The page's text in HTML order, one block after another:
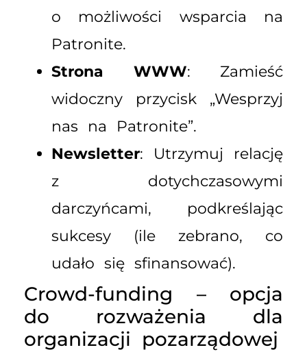
o możliwości wsparcia na
Patronite.
Strona WWW: Zamieść
widoczny przycisk „Wesprzyj
nas na Patronite”.
Newsletter: Utrzymuj relację
z dotychczasowymi
darczyńcami, podkreślając
sukcesy (ile zebrano, co
udało się sfinansować).
Crowd-funding – opcja
do rozważenia dla
organizacji pozarządowej